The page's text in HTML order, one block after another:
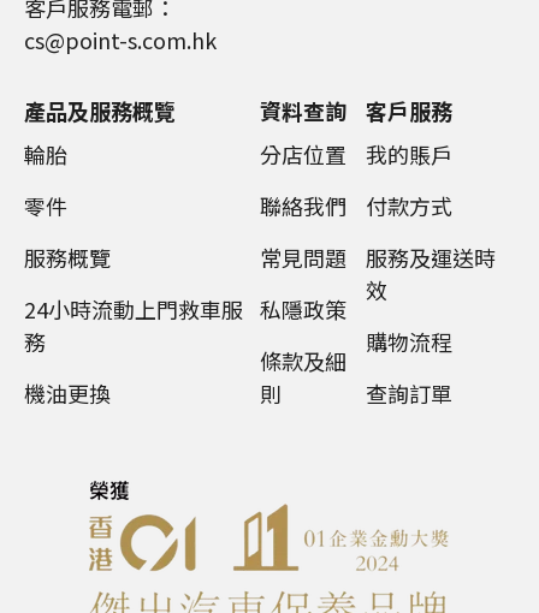
客戶服務電郵：
cs@point-s.com.hk
產品及服務概覽
輪胎
零件
服務概覽
24小時流動上門救車服
務
機油更換
資料查詢
分店位置
聯絡我們
常見問題
私隱政策
條款及細
則
客戶服務
我的賬戶
付款方式
服務及運送時
效
購物流程
查詢訂單